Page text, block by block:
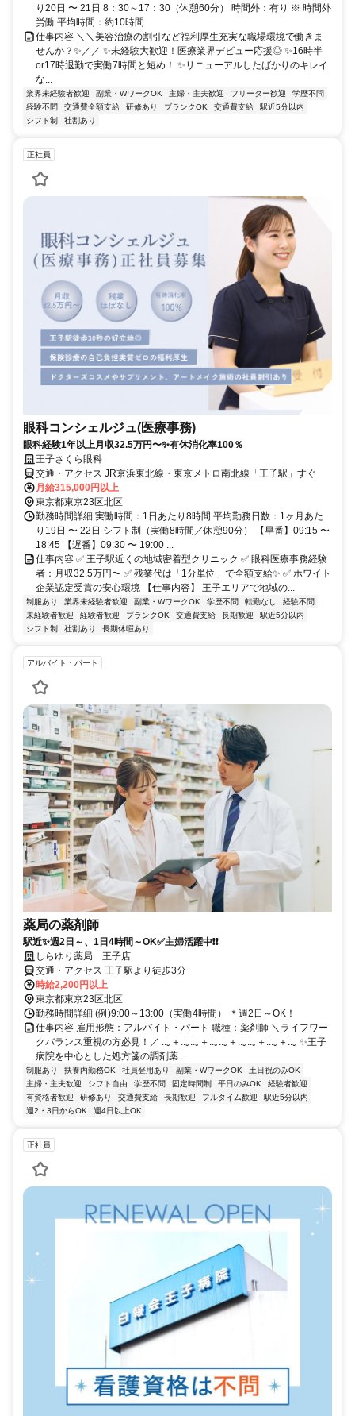
り20日 〜 21日 8：30～17：30（休憩60分） 時間外：有り ※ 時間外
労働 平均時間：約10時間
仕事内容 ＼＼美容治療の割引など福利厚生充実な職場環境で働きま
せんか？✨／／ ✨未経験大歓迎！医療業界デビュー応援◎ ✨16時半
or17時退勤で実働7時間と短め！ ✨リニューアルしたばかりのキレイ
な...
業界未経験者歓迎 副業・WワークOK 主婦・主夫歓迎 フリーター歓迎
学歴不問
経験不問
交通費全額支給 研修あり ブランクOK 交通費支給
駅近5分以内
シフト制
社割あり
正社員
眼科コンシェルジュ(医療事務)
眼科経験1年以上月収32.5万円〜✨有休消化率100％
王子さくら眼科
交通・アクセス JR京浜東北線・東京メトロ南北線「王子駅」すぐ
月給315,000円以上
東京都東京23区北区
勤務時間詳細 実働時間：1日あたり8時間 平均勤務日数：1ヶ月あた
り19日 〜 22日 シフト制（実働8時間／休憩90分） 【早番】09:15 〜
18:45 【遅番】09:30 〜 19:00 ...
仕事内容 ✅ 王子駅近くの地域密着型クリニック ✅ 眼科医療事務経験
者：月収32.5万円〜 ✅ 残業代は「1分単位」で全額支給✨ ✅ ホワイト
企業認定受賞の安心環境 【仕事内容】 王子エリアで地域の...
制服あり 業界未経験者歓迎 副業・WワークOK 学歴不問 転勤なし
経験不問
未経験者歓迎
経験者歓迎 ブランクOK 交通費支給 長期歓迎
駅近5分以内
シフト制
社割あり 長期休暇あり
アルバイト・パート
薬局の薬剤師
駅近✨週2日～、1日4時間～OK✅主婦活躍中❗❗
しらゆり薬局 王子店
交通・アクセス 王子駅より徒歩3分
時給2,200円以上
東京都東京23区北区
勤務時間詳細 (例)9:00～13:00（実働4時間） ＊週2日～OK！
仕事内容 雇用形態：アルバイト・パート 職種：薬剤師 ＼ライフワー
クバランス重視の方必見！／ .:｡＋.:｡.:｡＋.:｡.:｡＋.:｡.:｡＋..:｡＋.:｡ ✨王子
病院を中心とした処方箋の調剤薬...
制服あり 扶養内勤務OK 社員登用あり 副業・WワークOK
土日祝のみOK
主婦・主夫歓迎
シフト自由 学歴不問 固定時間制 平日のみOK
経験者歓迎
有資格者歓迎
研修あり 交通費支給 長期歓迎 フルタイム歓迎
駅近5分以内
週2・3日からOK
週4日以上OK
正社員